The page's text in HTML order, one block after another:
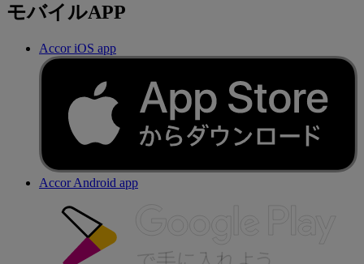
モバイルAPP
Accor iOS app
Accor Android app